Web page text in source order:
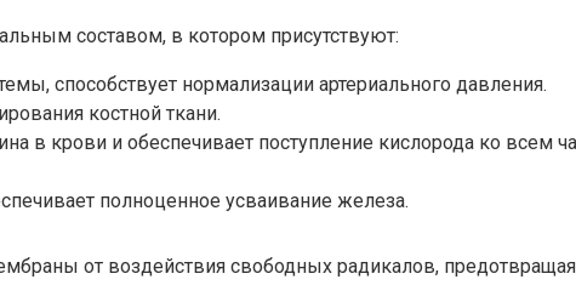
составом, в котором присутствуют:
способствует нормализации артериального давления.
костной ткани.
в крови и обеспечивает поступление кислорода ко всем
полноценное усваивание железа.
от воздействия свободных радикалов,